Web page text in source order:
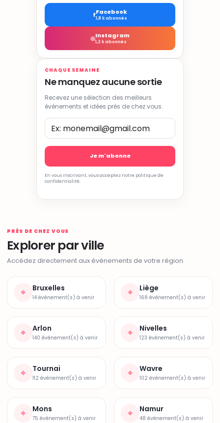
fFacebook
1,8 k abonnés
◎Instagram
1,2 k abonnés
CHAQUE SEMAINE
Ne manquez aucune sortie
Recevez une sélection des meilleurs
événements et idées près de chez vous.
En vous inscrivant, vous acceptez notre politique de
confidentialité.
PRÈS DE CHEZ VOUS
Explorer par ville
Accédez directement aux événements de votre région.
⌖ Bruxelles
14 événement(s) à venir ⌖ Liège
168 événement(s) à venir
⌖ Arlon
140 événement(s) à venir ⌖ Nivelles
123 événement(s) à venir
⌖ Tournai
112 événement(s) à venir ⌖ Wavre
102 événement(s) à venir
⌖ Mons
75 événement(s) à venir ⌖ Namur
48 événement(s) à venir